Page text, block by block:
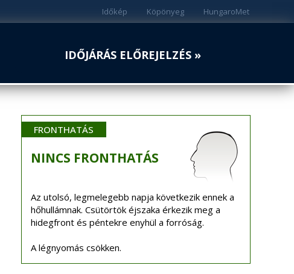
HungaroMet
Köpönyeg
Időkép
IDŐJÁRÁS ELŐREJELZÉS »
FRONTHATÁS
NINCS FRONTHATÁS
Az utolsó, legmelegebb napja következik ennek a
hőhullámnak. Csütörtök éjszaka érkezik meg a
hidegfront és péntekre enyhül a forróság.
A légnyomás csökken.